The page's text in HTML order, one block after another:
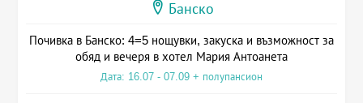
Банско
Почивка в Банско: 4=5 нощувки, закуска и възможност за
обяд и вечеря в хотел Мария Антоанета
Дата: 16.07 - 07.09 + полупансион